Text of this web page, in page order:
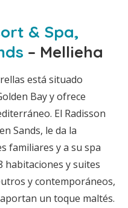
& Spa,
– Mellieha
está situado
Bay y ofrece
El Radisson
Sands, le da la
familiares y a su spa
habitaciones y suites
y contemporáneos,
un toque maltés.